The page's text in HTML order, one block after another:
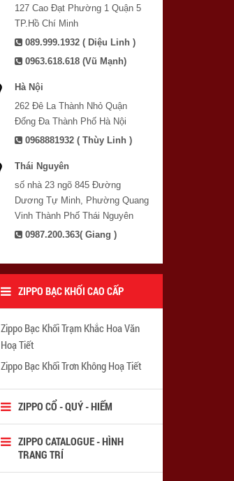
127 Cao Đạt Phường 1 Quận 5
TP.Hồ Chí Minh
089.999.1932 ( Diệu Linh )
0963.618.618 (Vũ Mạnh)
Hà Nội
262 Đê La Thành Nhỏ Quận
Đống Đa Thành Phố Hà Nội
0968881932 ( Thùy Linh )
Thái Nguyên
số nhà 23 ngõ 845 Đường
Dương Tự Minh, Phường Quang
Vinh Thành Phố Thái Nguyên
0987.200.363( Giang )
ZIPPO BẠC KHỐI CAO CẤP
Zippo Bạc Khối Trạm Khắc Hoa Văn
Hoạ Tiết
Zippo Bạc Khối Trơn Không Hoạ Tiết
ZIPPO CỔ - QUÝ - HIẾM
ZIPPO CATALOGUE - HÌNH
TRANG TRÍ